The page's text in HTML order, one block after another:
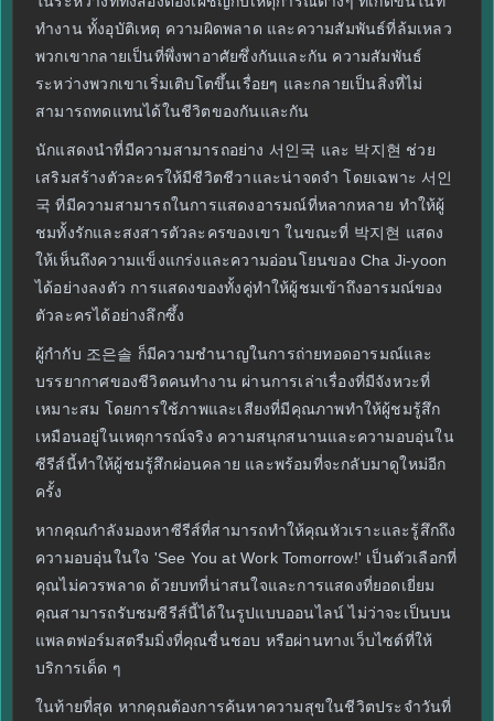
ทำงาน ทั้งอุบัติเหตุ ความผิดพลาด และความสัมพันธ์ที่ล้มเหลว
พวกเขากลายเป็นที่พึ่งพาอาศัยซึ่งกันและกัน ความสัมพันธ์
ระหว่างพวกเขาเริ่มเติบโตขึ้นเรื่อยๆ และกลายเป็นสิ่งที่ไม่
สามารถทดแทนได้ในชีวิตของกันและกัน
นักแสดงนำที่มีความสามารถอย่าง 서인국 และ 박지현 ช่วย
เสริมสร้างตัวละครให้มีชีวิตชีวาและน่าจดจำ โดยเฉพาะ 서인
국 ที่มีความสามารถในการแสดงอารมณ์ที่หลากหลาย ทำให้ผู้
ชมทั้งรักและสงสารตัวละครของเขา ในขณะที่ 박지현 แสดง
ให้เห็นถึงความแข็งแกร่งและความอ่อนโยนของ Cha Ji-yoon
ได้อย่างลงตัว การแสดงของทั้งคู่ทำให้ผู้ชมเข้าถึงอารมณ์ของ
ตัวละครได้อย่างลึกซึ้ง
ผู้กำกับ 조은솔 ก็มีความชำนาญในการถ่ายทอดอารมณ์และ
บรรยากาศของชีวิตคนทำงาน ผ่านการเล่าเรื่องที่มีจังหวะที่
เหมาะสม โดยการใช้ภาพและเสียงที่มีคุณภาพทำให้ผู้ชมรู้สึก
เหมือนอยู่ในเหตุการณ์จริง ความสนุกสนานและความอบอุ่นใน
ซีรีส์นี้ทำให้ผู้ชมรู้สึกผ่อนคลาย และพร้อมที่จะกลับมาดูใหม่อีก
ครั้ง
หากคุณกำลังมองหาซีรีส์ที่สามารถทำให้คุณหัวเราะและรู้สึกถึง
ความอบอุ่นในใจ 'See You at Work Tomorrow!' เป็นตัวเลือกที่
คุณไม่ควรพลาด ด้วยบทที่น่าสนใจและการแสดงที่ยอดเยี่ยม
คุณสามารถรับชมซีรีส์นี้ได้ในรูปแบบออนไลน์ ไม่ว่าจะเป็นบน
แพลตฟอร์มสตรีมมิ่งที่คุณชื่นชอบ หรือผ่านทางเว็บไซต์ที่ให้
บริการเด็ด ๆ
ในท้ายที่สุด หากคุณต้องการค้นหาความสุขในชีวิตประจำวันที่